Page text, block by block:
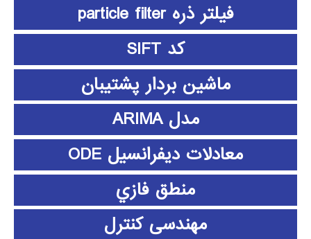
فیلتر ذره particle filter
کد SIFT
ماشین بردار پشتیبان
مدل ARIMA
معادلات دیفرانسیل ODE
منطق فازي
مهندسی کنترل